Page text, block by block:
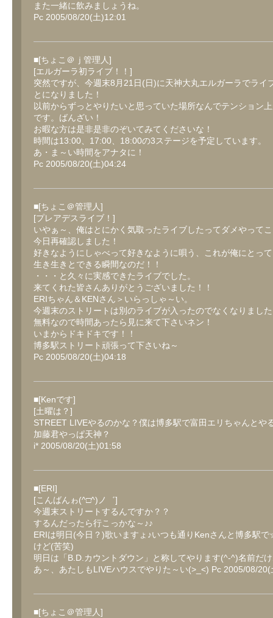
また一緒に飲みましょうね。
Pc 2005/08/20(土)12:01
■[ちょこ＠ｊ管理人]
[エルガーラ初ライブ！！]
突然ですが、今週末8月21日(日)に天神大丸エルガーラでライ
とになりました！
以前からずっとやりたいと思っていた場所なんでテンション
です。ばんざい！
お暇な方は是非是非のぞいてみてくださいな！
時間は13:00、17:00、18:00の3ステージを予定しています。
あ・ま～い時間をアナタに！
Pc 2005/08/20(土)04:24
■[ちょこ＠管理人]
[プレアデスライブ！]
いやぁ～、俺はとにかく気取ったライブしたってダメやって
今日再確認しました！
好きなようにしゃべって好きなように唄う、これが俺にとっ
生き生きとできる瞬間なのだ！！
・・・と久々に実感できたライブでした。
来てくれた皆さんありがとうございました！！
ERIちゃん＆KENさん＞いらっしゃ～い。
今週末のストリートは別のライブが入ったのでなくなりまし
無料なので時間あったら見に来て下さいネン！
いまからドキドキです！！
博多駅ストリート頑張って下さいね～
Pc 2005/08/20(土)04:18
■[Kenです]
[土曜は？]
STREET LIVEやるのかな？僕は博多駅で富田エリちゃんとや
加藤君やっぱ天神？
i* 2005/08/20(土)01:58
■[ERI]
[こんばんゎ(^□^)ノ゛]
今週末ストリートするんですか？？
するんだったら行こっかな～♪♪
ERIは明日(今日？)歌いますょ♪いつも通りKenさんと博多駅
けど(苦笑)
明日は「B.D.カウントダウン」と称してやります(^-^)名前だ
あ～、あたしもLIVEハウスでやりた～い(>_<) Pc 2005/08/
■[ちょこ＠管理人]